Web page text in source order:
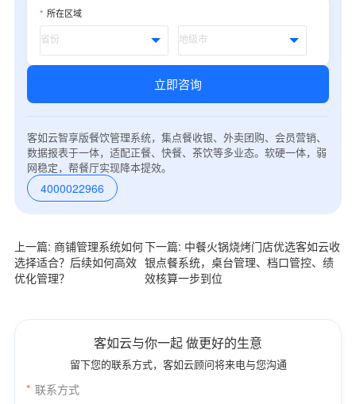
* 所在区域
立即咨询
客如云智享版餐饮管理系统，集点餐收银、外卖团购、会员营销、
数据报表于一体，适配正餐、快餐、茶饮等多业态。软硬一体，弱
网稳定，帮餐厅实现降本提效。
4000022966
上一篇: 商铺管理系统如何
选择适合？后续如何高效
优化管理？
下一篇: 中餐火锅烧烤门店优选客如云收
银点餐系统，桌台管理、档口管控、绩
效核算一步到位
客如云与你一起 做更好的生意
留下您的联系方式，客如云顾问将来电与您沟通
* 联系方式